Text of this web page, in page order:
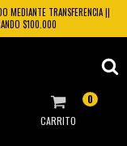
MEDIANTE TRANSFERENCIA ||
$100.000
CARRITO
0